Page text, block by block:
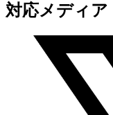
対応メディア